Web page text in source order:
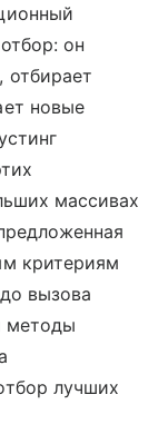
он
новые
массивах
критериям
вызова
методы
лучших